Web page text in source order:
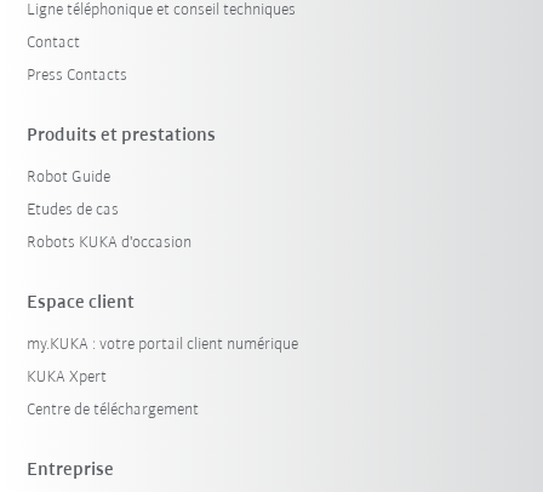
Ligne téléphonique et conseil techniques
Contact
Press Contacts
Produits et prestations
Robot Guide
Etudes de cas
Robots KUKA d'occasion
Espace client
my.KUKA : votre portail client numérique
KUKA Xpert
Centre de téléchargement
Entreprise